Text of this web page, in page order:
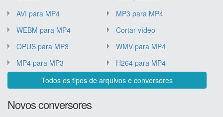
AVI para MP4
MP3 para MP4
WEBM para MP4
Cortar vídeo
OPUS para MP3
WMV para MP4
MP4 para MP3
H264 para MP4
Todos os tipos de arquivos e conversores
Novos conversores